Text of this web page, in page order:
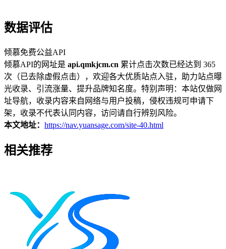
数据评估
倾慕免费公益API
倾慕API的网址是 api.qmkjcm.cn 累计点击次数已经达到 365
次（已去除虚假点击），欢迎各大优质站点入驻，助力站点曝
光收录、引流涨量、提升品牌知名度。特别声明：本站仅做网
址导航，收录内容来自网络与用户投稿，侵权违规可申请下
架，收录不代表认同内容，访问请自行辨别风险。
本文地址： https://nav.yuansage.com/site-40.html
相关推荐